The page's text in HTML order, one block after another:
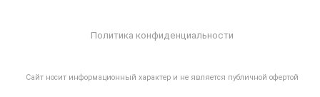
Политика конфиденциальности
Cайт носит информационный характер и не является публичной офертой